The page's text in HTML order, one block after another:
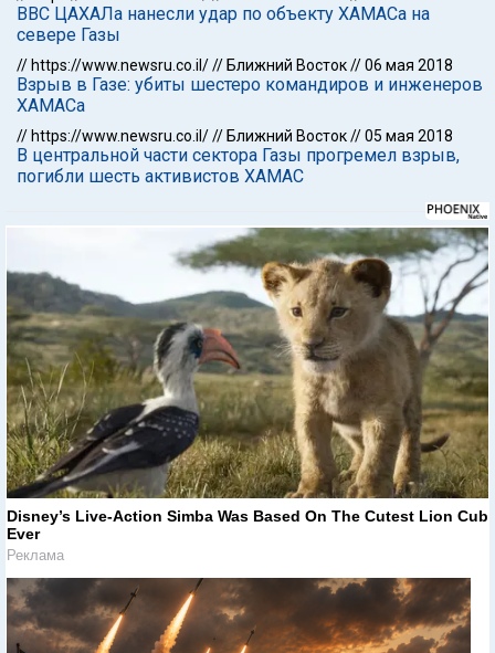
ВВС ЦАХАЛа нанесли удар по объекту ХАМАСа на
севере Газы
// https://www.newsru.co.il/// Ближний Восток//06 мая 2018
Взрыв в Газе: убиты шестеро командиров и инженеров
ХАМАСа
// https://www.newsru.co.il/// Ближний Восток//05 мая 2018
В центральной части сектора Газы прогремел взрыв,
погибли шесть активистов ХАМАС
Disney’s Live-Action Simba Was Based On The Cutest Lion Cub
Ever
Реклама